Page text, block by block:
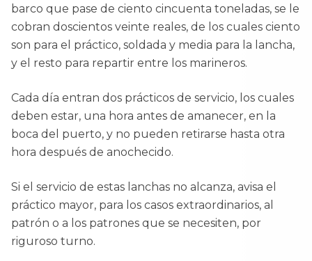
barco que pase de ciento cincuenta toneladas, se le
cobran doscientos veinte reales, de los cuales ciento
son para el práctico, soldada y media para la lancha,
y el resto para repartir entre los marineros.
Cada día entran dos prácticos de servicio, los cuales
deben estar, una hora antes de amanecer, en la
boca del puerto, y no pueden retirarse hasta otra
hora después de anochecido.
Si el servicio de estas lanchas no alcanza, avisa el
práctico mayor, para los casos extraordinarios, al
patrón o a los patrones que se necesiten, por
riguroso turno.